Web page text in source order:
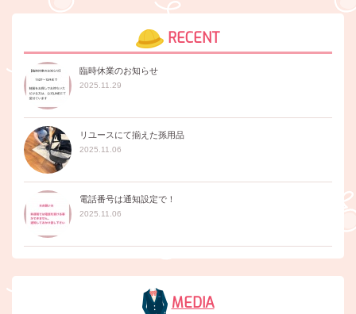
RECENT
臨時休業のお知らせ
2025.11.29
リユースにて揃えた孫用品
2025.11.06
電話番号は通知設定で！
2025.11.06
MEDIA